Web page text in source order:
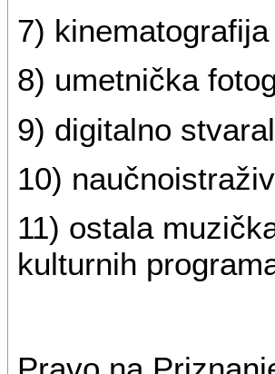
7)
8) umetnička
9) digitalno
10)
11) ostala
kulturnih